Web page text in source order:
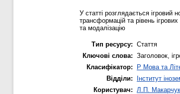
У статті розглядається ігровий
трансформацій та рівень
та модалізацію
Тип ресурсу: Стаття
Ключові слова: Заголовок,
Класифікатор:
P Мова та
Відділи:
Інститут
Користувач:
Л.П. Макарчук